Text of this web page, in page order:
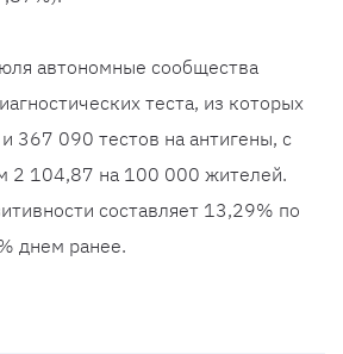
автономные сообщества
теста, из которых
367 090 тестов на антигены, с
2 104,87 на 100 000 жителей.
составляет 13,29% по
днем ранее.